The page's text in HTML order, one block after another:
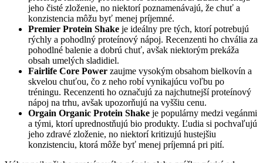
jeho čisté zloženie, no niektorí poznamenávajú, že chuť a
konzistencia môžu byť menej príjemné.
Premier Protein Shake je ideálny pre tých, ktorí potrebujú
rýchly a pohodlný proteínový nápoj. Recenzenti ho chvália za
pohodlné balenie a dobrú chuť, avšak niektorým prekáža
obsah umelých sladidiel.
Fairlife Core Power zaujme vysokým obsahom bielkovín a
skvelou chuťou, čo z neho robí vynikajúcu voľbu po
tréningu. Recenzenti ho označujú za najchutnejší proteínový
nápoj na trhu, avšak upozorňujú na vyššiu cenu.
Orgain Organic Protein Shake je populárny medzi vegánmi
a tými, ktorí uprednostňujú bio produkty. Ľudia si pochvaľujú
jeho zdravé zloženie, no niektorí kritizujú hustejšiu
konzistenciu, ktorá môže byť menej príjemná pri pití.